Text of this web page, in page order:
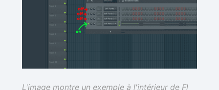
L'image montre un exemple à l'intérieur de Fl